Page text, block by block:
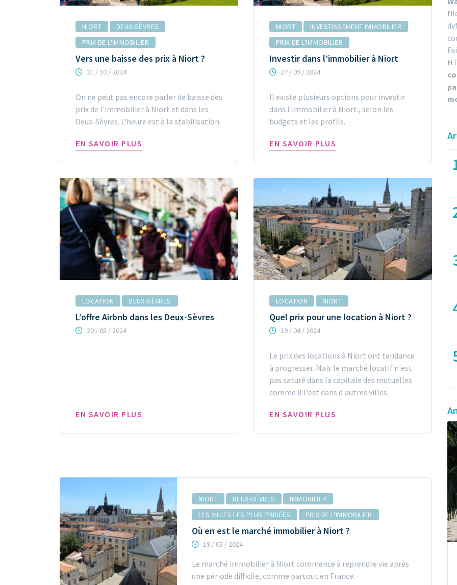
NIORT
DEUX-SÈVRES
PRIX DE L'IMMOBILIER
Vers une baisse des prix à Niort ?
31 / 10 / 2024
On ne peut pas encore parler de baisse des
prix de l'immobilier à Niort et dans les
Deux-Sèvres. L'heure est à la stabilisation.
EN SAVOIR PLUS
NIORT
INVESTISSEMENT IMMOBILIER
PRIX DE L'IMMOBILIER
Investir dans l’immobilier à Niort
27 / 09 / 2024
Il existe plusieurs options pour investir
dans l'immobilier à Niort., selon les
budgets et les profils.
EN SAVOIR PLUS
LOCATION DEUX-SÈVRES
L’offre Airbnb dans les Deux-Sèvres
20 / 05 / 2024
EN SAVOIR PLUS
LOCATION NIORT
Quel prix pour une location à Niort ?
19 / 04 / 2024
Le prix des locations à Niort ont tendance
à progresser. Mais le marché locatif n'est
pas saturé dans la capitale des mutuelles
comme il l'est dans d'autres villes.
EN SAVOIR PLUS
NIORT DEUX-SÈVRES
IMMOBILIER
LES VILLES LES PLUS PRISÉES
PRIX DE L'IMMOBILIER
Où en est le marché immobilier à Niort ?
19 / 03 / 2024
Le marché immobilier à Niort commence à reprendre vie après
une période difficile, comme partout en France.
Maison Niort 352 m²